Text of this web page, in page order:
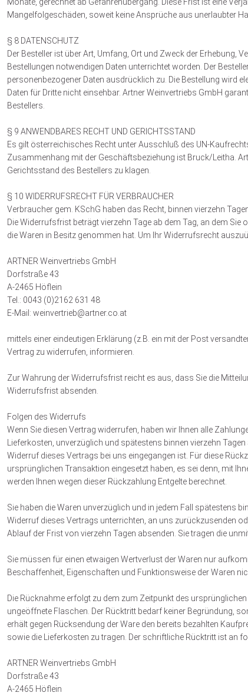
Mangelfolgeschäden, soweit keine Ansprüche aus unerlaubter
§ 8 DATENSCHUTZ
Der Besteller ist über Art, Umfang, Ort und Zweck der Erhebung,
Bestellungen notwendigen Daten unterrichtet worden. Der
personenbezogener Daten ausdrücklich zu. Die Bestellung wird
Daten für Dritte nicht einsehbar. Artner Weinvertriebs GmbH
Bestellers.
§ 9 ANWENDBARES RECHT UND GERICHTSSTAND
Es gilt österreichisches Recht unter Ausschluß des UN-
Zusammenhang mit der Geschäftsbeziehung ist Bruck/Leitha.
Gerichtsstand des Bestellers zu klagen.
§ 10 WIDERRUFSRECHT FÜR VERBRAUCHER
Verbraucher gem. KSchG haben das Recht, binnen vierzehn
Die Widerrufsfrist beträgt vierzehn Tage ab dem Tag, an dem Sie
die Waren in Besitz genommen hat. Um Ihr Widerrufsrecht
ARTNER Weinvertriebs GmbH
Dorfstraße 43
A-2465 Höflein
Tel.: 0043 (0)2162 631 48
E-Mail: weinvertrieb@artner.co.at
mittels einer eindeutigen Erklärung (z.B. ein mit der Post
Vertrag zu widerrufen, informieren.
Zur Wahrung der Widerrufsfrist reicht es aus, dass Sie die
Widerrufsfrist absenden.
Folgen des Widerrufs
Wenn Sie diesen Vertrag widerrufen, haben wir Ihnen alle
Lieferkosten, unverzüglich und spätestens binnen vierzehn
Widerruf dieses Vertrags bei uns eingegangen ist. Für diese
ursprünglichen Transaktion eingesetzt haben, es sei denn, mit
werden Ihnen wegen dieser Rückzahlung Entgelte berechnet.
Sie haben die Waren unverzüglich und in jedem Fall spätestens
Widerruf dieses Vertrags unterrichten, an uns zurückzusenden
Ablauf der Frist von vierzehn Tagen absenden. Sie tragen die
Sie müssen für einen etwaigen Wertverlust der Waren nur
Beschaffenheit, Eigenschaften und Funktionsweise der Waren
Die Rücknahme erfolgt zu dem zum Zeitpunkt des
ungeöffnete Flaschen. Der Rücktritt bedarf keiner Begründung,
erhält gegen Rücksendung der Ware den bereits bezahlten
sowie die Lieferkosten zu tragen. Der schriftliche Rücktritt ist an
ARTNER Weinvertriebs GmbH
Dorfstraße 43
A-2465 Höflein